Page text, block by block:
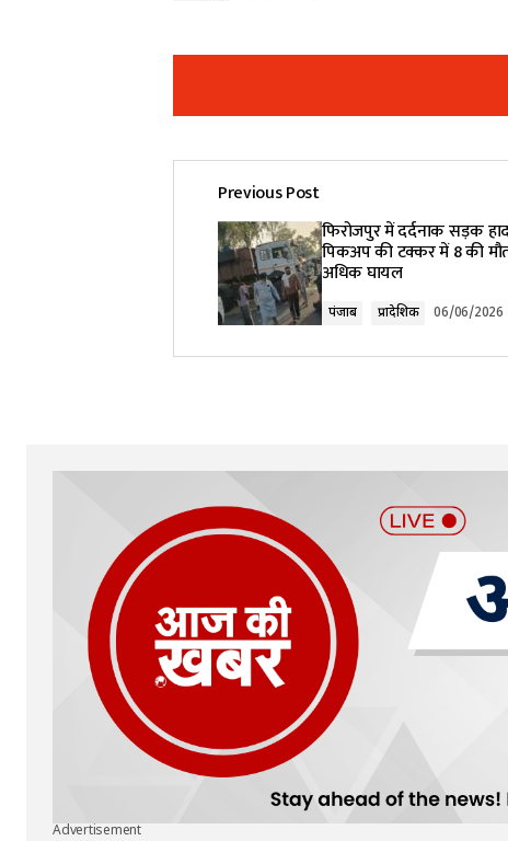
Your email address will not be
Comment*
Previous Post
फिरोजपुर में दर्दनाक सड़क
पिकअप की टक्कर में 8 की
अधिक घायल
पंजाब प्रादेशिक 06/06/2026
Advertisement